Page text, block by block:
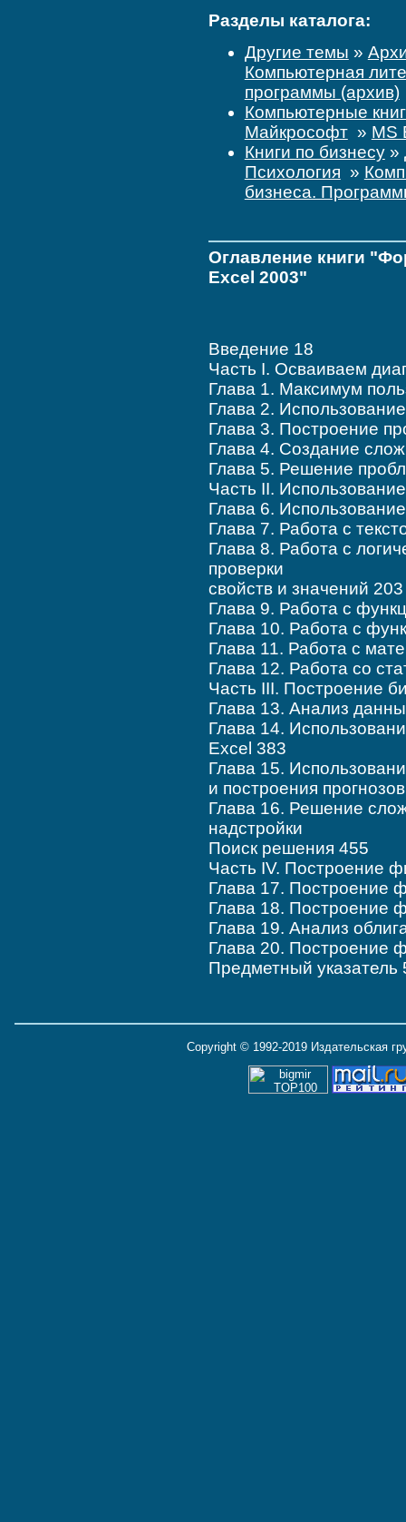
Разделы каталога:
Другие темы »
Компьютерная
программы (архив)
Компьютерные
Майкрософт» MS
Книги по бизнесу»
Психология »
бизнеса.
Оглавление книги
Excel 2003"
Введение 18
Часть I. Осваиваем
Глава 1. Максимум
Глава 2.
Глава 3. Построение
Глава 4. Создание
Глава 5. Решение
Часть II.
Глава 6.
Глава 7. Работа с
Глава 8. Работа с
проверки
свойств и значений 203
Глава 9. Работа с
Глава 10. Работа с
Глава 11. Работа с
Глава 12. Работа со
Часть III. Построение
Глава 13. Анализ
Глава 14.
Excel 383
Глава 15.
и построения
Глава 16. Решение
надстройки
Поиск решения 455
Часть IV. Построение
Глава 17. Построение
Глава 18. Построение
Глава 19. Анализ
Глава 20. Построение
Предметный указатель
Copyright © 1992-2019 Издательская